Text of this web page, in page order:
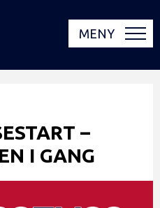
MENY
–
I GANG